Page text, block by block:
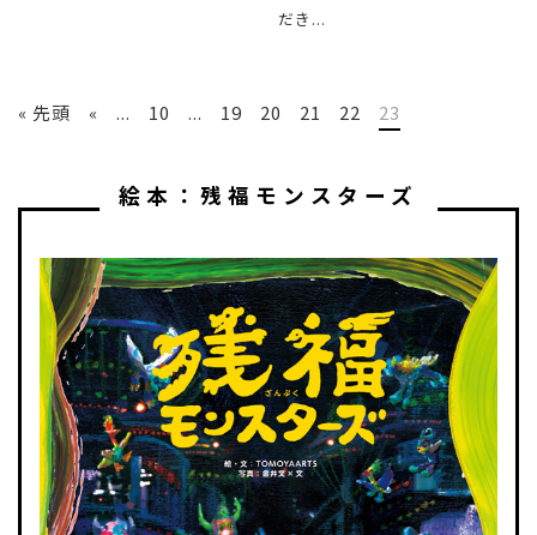
だき...
« 先頭 « ... 10 ... 19 20 21 22 23
絵本：残福モンスターズ